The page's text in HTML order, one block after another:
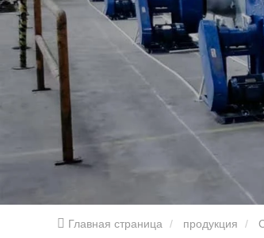
Главная страница продукция